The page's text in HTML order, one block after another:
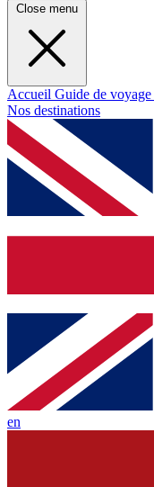
Close menu
Accueil Guide de voyage
Nos destinations
en